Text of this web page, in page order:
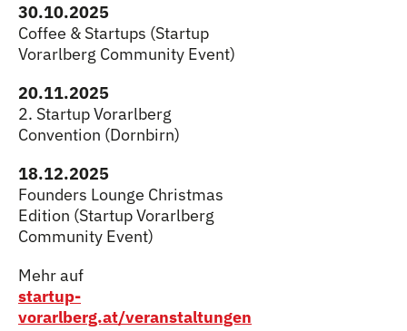
30.10.2025
Coffee & Startups (Startup
Vorarlberg Community Event)
20.11.2025
2. Startup Vorarlberg
Convention (Dornbirn)
18.12.2025
Founders Lounge Christmas
Edition (Startup Vorarlberg
Community Event)
Mehr auf
startup-
vorarlberg.at/veranstaltungen